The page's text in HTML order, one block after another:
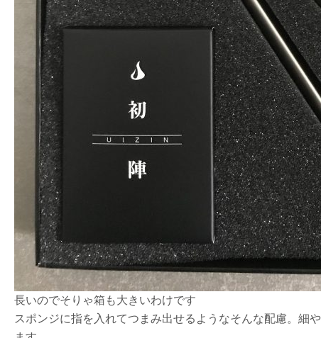
長いのでそりゃ箱も大きいわけです
スポンジに指を入れてつまみ出せるようなそんな配慮。細